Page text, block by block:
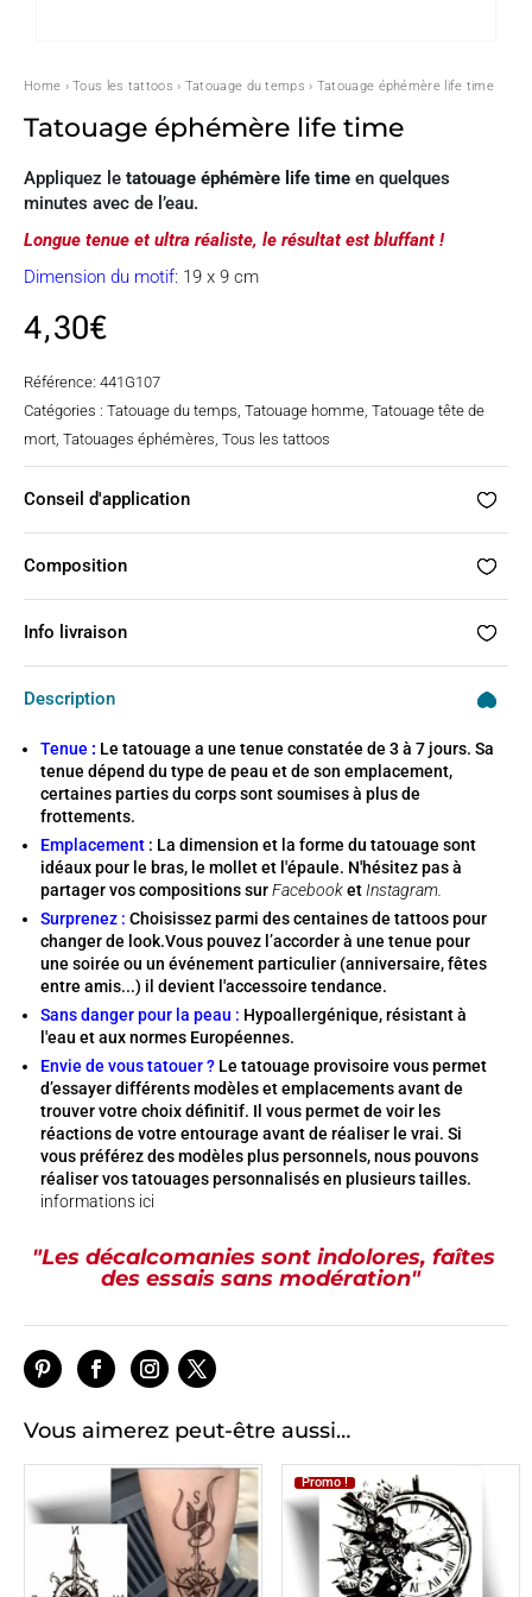
Home ›Tous les tattoos › Tatouage du temps › Tatouage éphémère life time
Tatouage éphémère life time
Appliquez le tatouage éphémère life time en quelques
minutes avec de l’eau.
Longue tenue et ultra réaliste, le résultat est bluffant !
Dimension du motif: 19 x 9 cm
4,30€
Référence: 441G107
Catégories : Tatouage du temps, Tatouage homme, Tatouage tête de
mort, Tatouages éphémères, Tous les tattoos
Conseil d'application
Composition
Info livraison
Description
Tenue : Le tatouage a une tenue constatée de 3 à 7 jours. Sa
tenue dépend du type de peau et de son emplacement,
certaines parties du corps sont soumises à plus de
frottements.
Emplacement : La dimension et la forme du tatouage sont
idéaux pour le bras, le mollet et l'épaule. N'hésitez pas à
partager vos compositions surFacebooket Instagram.
Surprenez : Choisissez parmi des centaines de tattoos pour
changer de look.Vous pouvez l’accorder à une tenue pour
une soirée ou un événement particulier (anniversaire, fêtes
entre amis...) il devient l'accessoire tendance.
Sans danger pour la peau : Hypoallergénique, résistant à
l'eau et aux normes Européennes.
Envie de vous tatouer ? Le tatouage provisoire vous permet
d’essayer différents modèles et emplacements avant de
trouver votre choix définitif. Il vous permet de voir les
réactions de votre entourage avant de réaliser le vrai. Si
vous préférez des modèles plus personnels, nous pouvons
réaliser vos tatouages personnalisés en plusieurs tailles.
informations ici
"Les décalcomanies sont indolores, faîtes
des essais sans modération"
Vous aimerez peut-être aussi…
Promo !